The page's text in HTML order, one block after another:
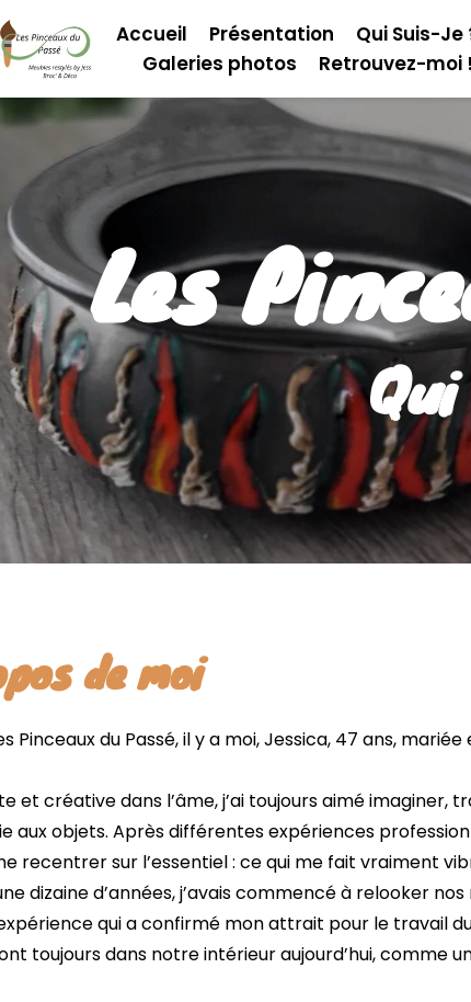
Accueil Présentation Qui Suis-Je
Galeries photos
Retrouvez-moi !
Les
de moi
Pinceaux du Passé, il y a moi, Jessica, 47 ans,
et créative dans l’âme, j’ai toujours aimé imaginer,
aux objets. Après différentes expériences
recentrer sur l’essentiel : ce qui me fait vraiment
dizaine d’années, j’avais commencé à relooker
qui a confirmé mon attrait pour le travail
toujours dans notre intérieur aujourd’hui, comme